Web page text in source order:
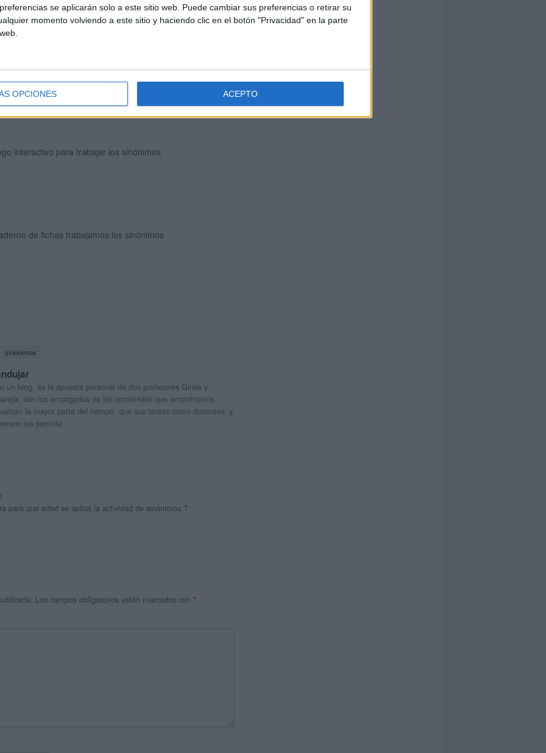
se aplicarán solo a este sitio web. Puede cambiar sus preferencias o retirar su
momento volviendo a este sitio y haciendo clic en el botón "Privacidad" en la parte
OPCIONES ACEPTO
de lengua Los sinónimos Yo tengo ¿Quién tiene?
interactivo para trabajar los sinónimos
de fichas trabajamos los sinónimos
sinónimos
un blog, es la apuesta personal de dos profesores Ginés y
son los encargados de los contenidos que encontramos
la mayor parte del tiempo, que sus tareas como docentes, y
les permite.
para que edad se aplica la actividad de sinónimos ?
Los campos obligatorios están marcados con *